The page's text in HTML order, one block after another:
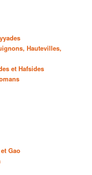
Hautevilles,
et Hafsides
Gao